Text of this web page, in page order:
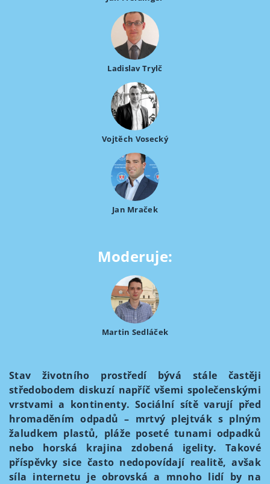
Ladislav Trylč
Vojtěch Vosecký
Jan Mraček
Moderuje:
Martin Sedláček
Stav životního prostředí bývá stále častěji
středobodem diskuzí napříč všemi společenskými
vrstvami a kontinenty. Sociální sítě varují před
hromaděním odpadů – mrtvý plejtvák s plným
žaludkem plastů, pláže poseté tunami odpadků
nebo horská krajina zdobená igelity. Takové
příspěvky sice často nedopovídají realitě, avšak
síla internetu je obrovská a mnoho lidí by na